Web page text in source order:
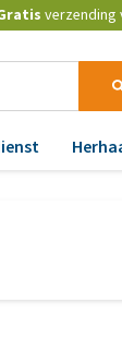
verzending